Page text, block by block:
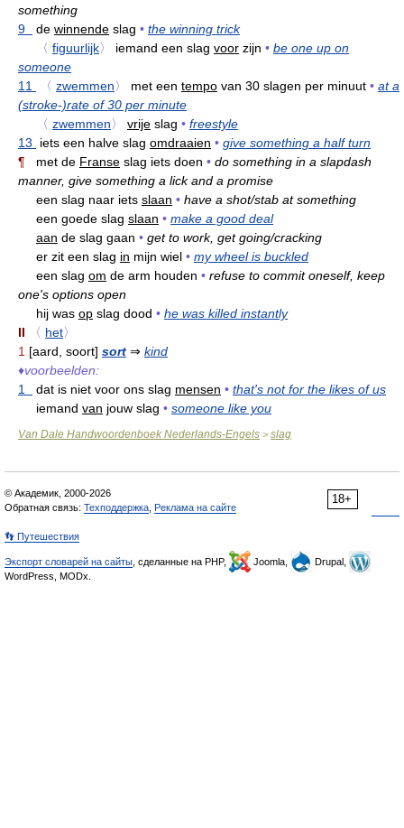
something
9
de winnende slag • the winning trick
〈 figuurlijk〉 iemand een slag voor zijn • be one up on
someone
11
〈 zwemmen〉 met een tempo van 30 slagen per minuut • at a
(stroke-)rate of 30 per minute
〈 zwemmen〉 vrije slag • freestyle
13
iets een halve slag omdraaien • give something a half turn
¶ met de Franse slag iets doen • do something in a slapdash
manner, give something a lick and a promise
een slag naar iets slaan • have a shot/stab at something
een goede slag slaan • make a good deal
aan de slag gaan • get to work, get going/cracking
er zit een slag in mijn wiel • my wheel is buckled
een slag om de arm houden • refuse to commit oneself, keep
one's options open
hij was op slag dood • he was killed instantly
II
〈 het〉
1 [aard, soort] sort ⇒ kind
♦voorbeelden:
1
dat is niet voor ons slag mensen • that's not for the likes of us
iemand van jouw slag • someone like you
Van Dale Handwoordenboek Nederlands-Engels > slag
18+
© Академик, 2000-2026
Обратная связь: Техподдержка Реклама на сайте
👣 Путешествия
Экспорт словарей на сайты , сделанные на PHP, Joomla,
Drupal,
WordPress, MODx.